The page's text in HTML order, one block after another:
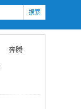
搜索
奔腾